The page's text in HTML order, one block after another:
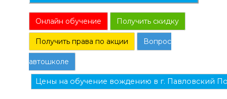
Онлайн обучение Получить скидку
Получить права по акции Вопрос
автошколе
Цены на обучение вождению в г. Павловский